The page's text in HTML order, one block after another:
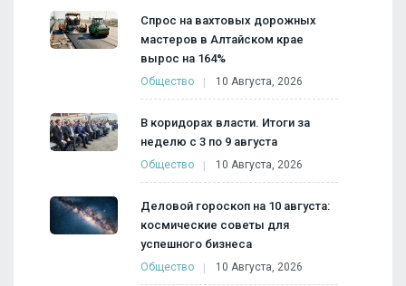
Спрос на вахтовых дорожных
мастеров в Алтайском крае
вырос на 164%
Общество 10 Августа, 2026
В коридорах власти. Итоги за
неделю с 3 по 9 августа
Общество 10 Августа, 2026
Деловой гороскоп на 10 августа:
космические советы для
успешного бизнеса
Общество 10 Августа, 2026